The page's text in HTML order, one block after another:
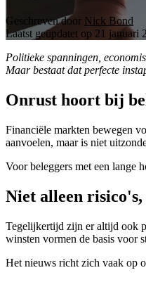
Geschreven door Nick Bond
Laatst geüpdatet op 21 januari
Politieke spanningen,
Maar bestaat dat perfecte
Onrust hoort bij
Financiële markten bewegen
aanvoelen, maar is niet
Voor beleggers met een lange
Niet alleen
Tegelijkertijd zijn er altijd ook
winsten vormen de basis voor
Het nieuws richt zich vaak op